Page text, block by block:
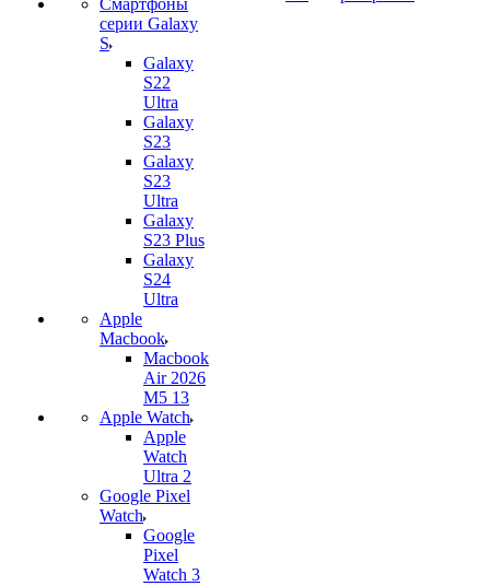
Смартфоны
серии Galaxy
S
Galaxy
S22
Ultra
Galaxy
S23
Galaxy
S23
Ultra
Galaxy
S23 Plus
Galaxy
S24
Ultra
Apple
Macbook
Macbook
Air 2026
M5 13
Apple Watch
Apple
Watch
Ultra 2
Google Pixel
Watch
Google
Pixel
Watch 3